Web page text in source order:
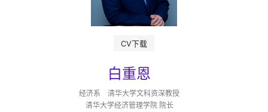
CV下载
白重恩
经济系 清华大学文科资深教授
清华大学经济管理学院 院长